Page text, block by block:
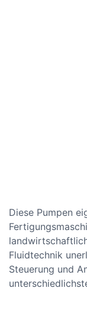
Diese Pumpen
Fluidtechnik
Steuerung und